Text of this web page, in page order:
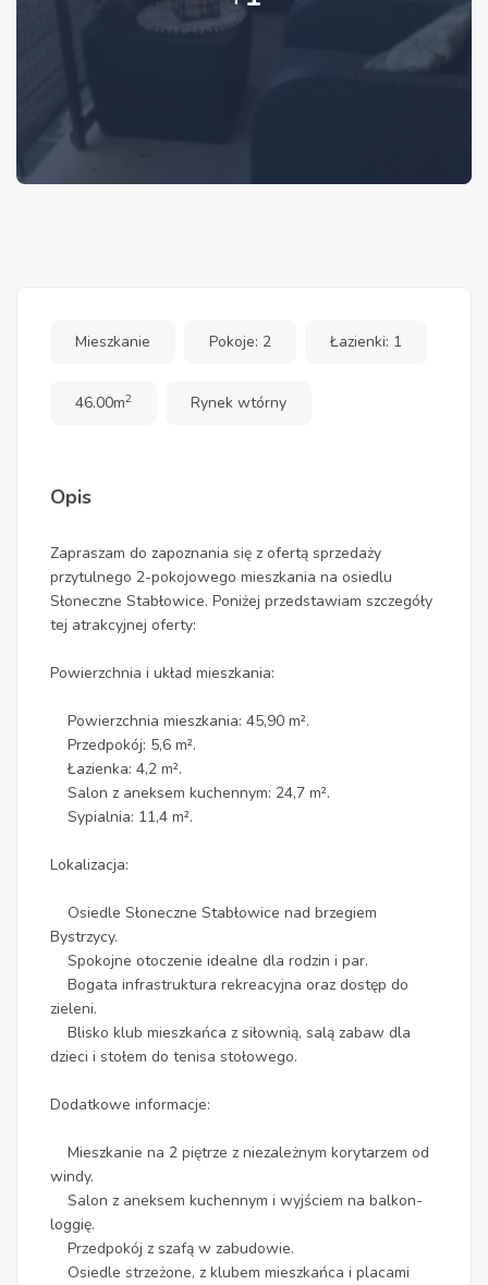
Mieszkanie Pokoje: 2 Łazienki: 1
46.00m2 Rynek wtórny
Opis
Zapraszam do zapoznania się z ofertą sprzedaży
przytulnego 2-pokojowego mieszkania na osiedlu
Słoneczne Stabłowice. Poniżej przedstawiam szczegóły
tej atrakcyjnej oferty:
Powierzchnia i układ mieszkania:
Powierzchnia mieszkania: 45,90 m².
Przedpokój: 5,6 m².
Łazienka: 4,2 m².
Salon z aneksem kuchennym: 24,7 m².
Sypialnia: 11,4 m².
Lokalizacja:
Osiedle Słoneczne Stabłowice nad brzegiem
Bystrzycy.
Spokojne otoczenie idealne dla rodzin i par.
Bogata infrastruktura rekreacyjna oraz dostęp do
zieleni.
Blisko klub mieszkańca z siłownią, salą zabaw dla
dzieci i stołem do tenisa stołowego.
Dodatkowe informacje:
Mieszkanie na 2 piętrze z niezależnym korytarzem od
windy.
Salon z aneksem kuchennym i wyjściem na balkon-
loggię.
Przedpokój z szafą w zabudowie.
Osiedle strzeżone, z klubem mieszkańca i placami